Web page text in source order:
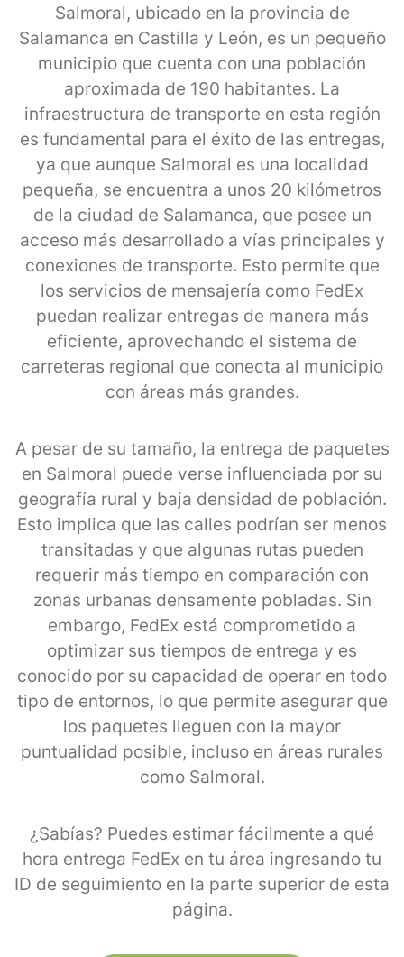
Salmoral, ubicado en la provincia de
Salamanca en Castilla y León, es un pequeño
municipio que cuenta con una población
aproximada de 190 habitantes. La
infraestructura de transporte en esta región
es fundamental para el éxito de las entregas,
ya que aunque Salmoral es una localidad
pequeña, se encuentra a unos 20 kilómetros
de la ciudad de Salamanca, que posee un
acceso más desarrollado a vías principales y
conexiones de transporte. Esto permite que
los servicios de mensajería como FedEx
puedan realizar entregas de manera más
eficiente, aprovechando el sistema de
carreteras regional que conecta al municipio
con áreas más grandes.
A pesar de su tamaño, la entrega de paquetes
en Salmoral puede verse influenciada por su
geografía rural y baja densidad de población.
Esto implica que las calles podrían ser menos
transitadas y que algunas rutas pueden
requerir más tiempo en comparación con
zonas urbanas densamente pobladas. Sin
embargo, FedEx está comprometido a
optimizar sus tiempos de entrega y es
conocido por su capacidad de operar en todo
tipo de entornos, lo que permite asegurar que
los paquetes lleguen con la mayor
puntualidad posible, incluso en áreas rurales
como Salmoral.
¿Sabías? Puedes estimar fácilmente a qué
hora entrega FedEx en tu área ingresando tu
ID de seguimiento en la parte superior de esta
página.